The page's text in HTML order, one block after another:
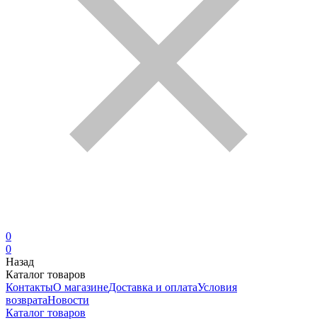
0
0
Назад
Каталог товаров
КонтактыО магазинеДоставка и оплатаУсловия
возвратаНовости
Каталог товаров